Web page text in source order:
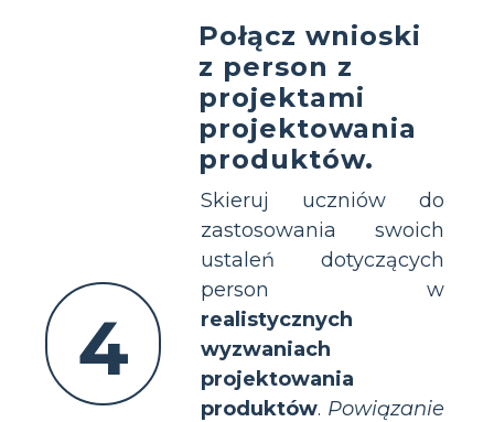
4
Połącz wnioski
z person z
projektami
projektowania
produktów.
Skieruj uczniów do
zastosowania swoich
ustaleń dotyczących
person w
realistycznych
wyzwaniach
projektowania
produktów. Powiązanie